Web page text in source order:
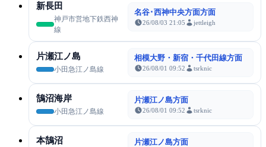
新長田
神戸市営地下鉄西神
線
名谷･西神中央方面方面
26/08/03 21:05 jettleigh
片瀬江ノ島
小田急江ノ島線
相模大野・新宿・千代田線方面
26/08/01 09:52 tsrknic
鵠沼海岸
小田急江ノ島線
片瀬江ノ島方面
26/08/01 09:52 tsrknic
本鵠沼 片瀬江ノ島方面